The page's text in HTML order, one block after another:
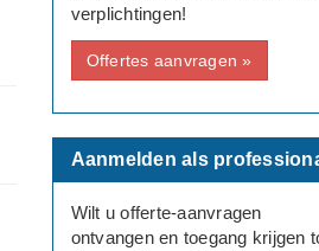
verplichtingen!
Offertes aanvragen »
Aanmelden als
Wilt u offerte-aanvragen
ontvangen en toegang krijgen